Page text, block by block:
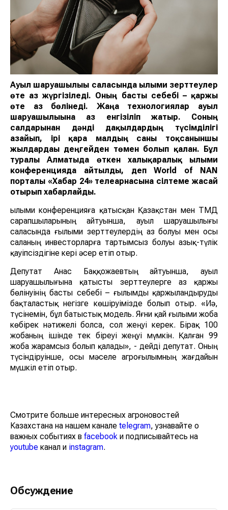
Ауыл шаруашылығы саласында ғылыми зерттеулер
өте аз жүргізіледі. Оның басты себебі – қаржы
өте аз бөлінеді. Жаңа технологиялар ауыл
шаруашылығына аз енгізіліп жатыр. Соның
салдарынан дәнді дақылдардың түсімділігі
азайып, ірі қара малдың саны тоқсаныншы
жылдардағы деңгейден төмен болып қалған. Бұл
туралы Алматыда өткен халықаралық ғылыми
конференцияда айтылды, депWorld of NAN
порталы «Хабар 24» телеарнасына сілтеме жасай
отырып хабарлайды.
Ғылыми конференцияға қатысқан Қазақстан мен ТМД
сарапшыларының айтуынша, ауыл шаруашылығы
саласында ғылыми зерттеулердің аз болуы мен осы
саланың инвесторларға тартымсыз болуы азық-түлік
қауіпсіздігіне кері әсер етіп отыр.
Депутат Анас Баққожаевтың айтуынша, ауыл
шаруашылығына қатысты зерттеулерге аз қаржы
бөлінуінің басты себебі – ғылымды қаржыландыруды
бақталастық негізге көшіруімізде болып отыр. «Иә,
түсінемін, бұл батыстық модель. Яғни қай ғылыми жоба
көбірек нәтижелі болса, сол жеңуі керек. Бірақ 100
жобаның ішінде тек біреуі жеңуі мүмкін. Қалған 99
жоба жарамсыз болып қалады», - дейді депутат. Оның
түсіндіруінше, осы мәселе агроғылымның жағдайын
мүшкіл етіп отыр.
Смотрите больше интересных агроновостей
Казахстана на нашем канале telegram, узнавайте о
важных событиях в facebook и подписывайтесь на
youtube канал и instagram.
Обсуждение